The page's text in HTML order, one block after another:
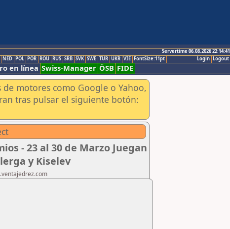
Servertime 06.08.2026 22:14:41
Logout
Login
NED POL POR ROU RUS SRB SVK SWE TUR UKR VIE FontSize:11pt
en línea Swiss-Manager ÖSB FIDE
motores como Google o Yahoo,
tras pulsar el siguiente botón:
- 23 al 30 de Marzo Juegan
y Kiselev